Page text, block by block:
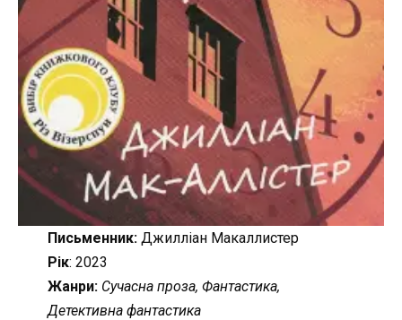
Письменник:Джилліан Макаллистер
Рік: 2023
Жанри: Сучасна проза, Фантастика,
Детективна фантастика